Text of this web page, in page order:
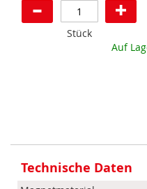
Stück
Auf
Informationen
Technische Daten